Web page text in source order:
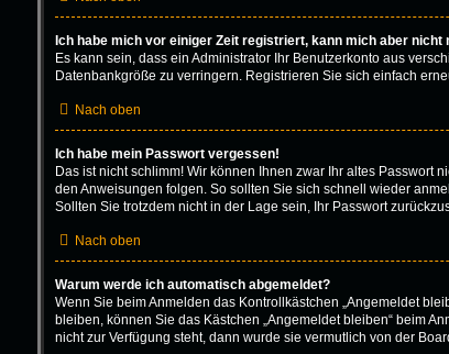
Ich habe mich vor einiger Zeit registriert, kann mich aber nicht
Es kann sein, dass ein Administrator Ihr Benutzerkonto aus
Datenbankgröße zu verringern. Registrieren Sie sich einfach
Nach oben
Ich habe mein Passwort vergessen!
Das ist nicht schlimm! Wir können Ihnen zwar Ihr altes Passwort
den Anweisungen folgen. So sollten Sie sich schnell wieder
Sollten Sie trotzdem nicht in der Lage sein, Ihr Passwort
Nach oben
Warum werde ich automatisch abgemeldet?
Wenn Sie beim Anmelden das Kontrollkästchen „Angemeldet
bleiben, können Sie das Kästchen „Angemeldet bleiben“ beim
nicht zur Verfügung steht, dann wurde sie vermutlich von der